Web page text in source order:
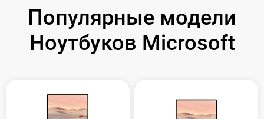
Популярные модели
Ноутбуков Microsoft